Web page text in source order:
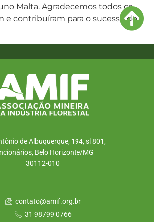
Malta. Agradecemos todos os
e contribuíram para o sucesso do
de Albuquerque, 194, sl 801,
Belo Horizonte/MG
30112-010
contato@amif.org.br
31 98799 0766